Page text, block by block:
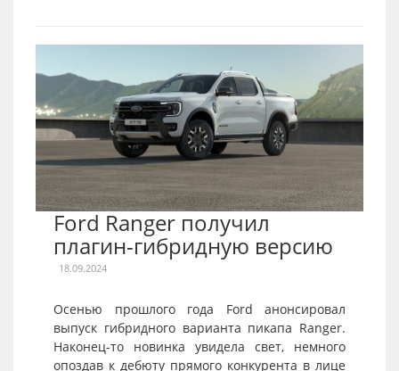
Ford Ranger получил
плагин-гибридную версию
18.09.2024
Осенью прошлого года Ford анонсировал
выпуск гибридного варианта пикапа Ranger.
Наконец-то новинка увидела свет, немного
опоздав к дебюту прямого конкурента в лице